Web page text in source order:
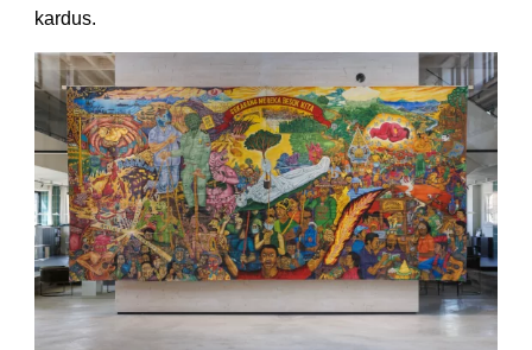
kardus.